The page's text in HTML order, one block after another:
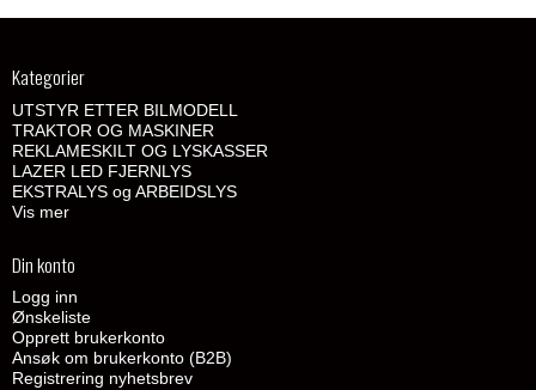
Kategorier
UTSTYR ETTER BILMODELL
TRAKTOR OG MASKINER
REKLAMESKILT OG LYSKASSER
LAZER LED FJERNLYS
EKSTRALYS og ARBEIDSLYS
Vis mer
Din konto
Logg inn
Ønskeliste
Opprett brukerkonto
Ansøk om brukerkonto (B2B)
Registrering nyhetsbrev